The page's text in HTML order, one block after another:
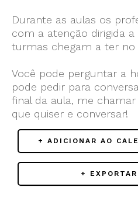
Durante as aulas os
com a atenção dirigida a
turmas chegam a ter no
Você pode perguntar a
pode pedir para
final da aula, me
que quiser e conversar!
+ ADICIONAR AO
+